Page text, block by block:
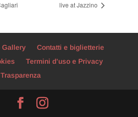
live at Jazzino
Gallery
Contatti e biglietterie
Termini d’uso e Privacy
Trasparenza